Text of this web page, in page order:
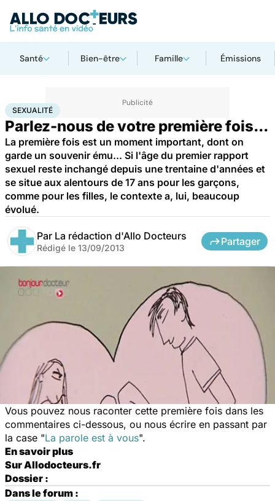
Santé Bien-être Famille Émissions
AccueilBien-être
SEXUALITÉ
Parlez-nous de votre première fois...
La première fois est un moment important, dont on
garde un souvenir ému... Si l'âge du premier rapport
sexuel reste inchangé depuis une trentaine d'années et
se situe aux alentours de 17 ans pour les garçons,
comme pour les filles, le contexte a, lui, beaucoup
évolué.
Par La rédaction d'Allo Docteurs
Rédigé le 13/09/2013
Partager
Vous pouvez nous raconter cette première fois dans les
commentaires ci-dessous, ou nous écrire en passant par
la case "La parole est à vous".
En savoir plus
Sur Allodocteurs.fr
Dossier :
Dans le forum :